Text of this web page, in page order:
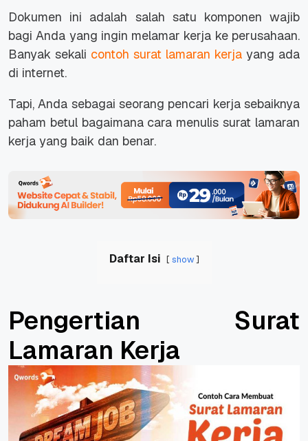
Dokumen ini adalah salah satu komponen wajib
bagi Anda yang ingin melamar kerja ke perusahaan.
Banyak sekali contoh surat lamaran kerja yang ada
di internet.
Tapi, Anda sebagai seorang pencari kerja sebaiknya
paham betul bagaimana cara menulis surat lamaran
kerja yang baik dan benar.
Daftar Isi show
Pengertian Surat
Lamaran Kerja